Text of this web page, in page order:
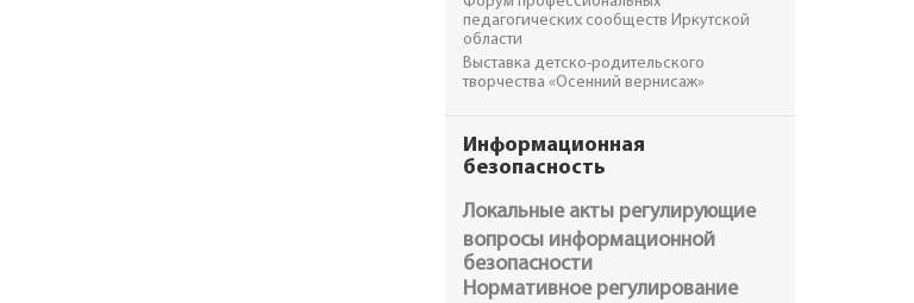
педагогических сообществ Иркутской
области
Выставка детско-родительского
творчества «Осенний вернисаж»
Информационная
безопасность
Локальные акты регулирующие
вопросы информационной
безопасности
Нормативное регулирование